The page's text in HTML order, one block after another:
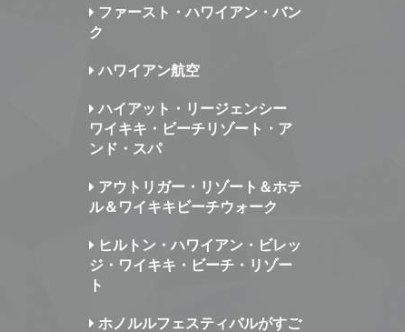
ファースト・ハワイアン・バン
ク
ハワイアン航空
ハイアット・リージェンシー
ワイキキ・ビーチリゾート・ア
ンド・スパ
アウトリガー・リゾート＆ホテ
ル＆ワイキキビーチウォーク
ヒルトン・ハワイアン・ビレッ
ジ・ワイキキ・ビーチ・リゾー
ト
ホノルルフェスティバルがすご